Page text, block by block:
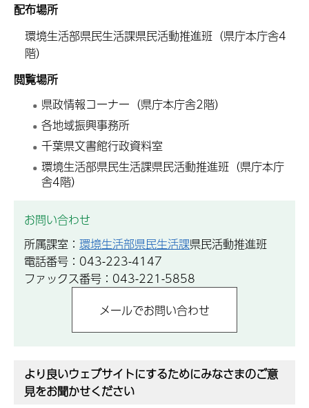
配布場所
環境生活部県民生活課県民活動推進班（県庁本庁舎4
階）
閲覧場所
県政情報コーナー（県庁本庁舎2階）
各地域振興事務所
千葉県文書館行政資料室
環境生活部県民生活課県民活動推進班（県庁本庁
舎4階）
お問い合わせ
所属課室： 環境生活部県民生活課県民活動推進班
電話番号：043-223-4147
ファックス番号：043-221-5858
より良いウェブサイトにするためにみなさまのご意
見をお聞かせください